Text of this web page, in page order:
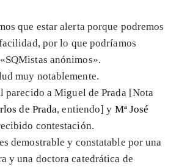
que estar alerta porque podremos
por lo que podríamos
anónimos».
muy notablemente.
parecido a Miguel de Prada [Nota
de Prada, entiendo] y Mª José
contestación.
demostrable y constatable por una
y una doctora catedrática de